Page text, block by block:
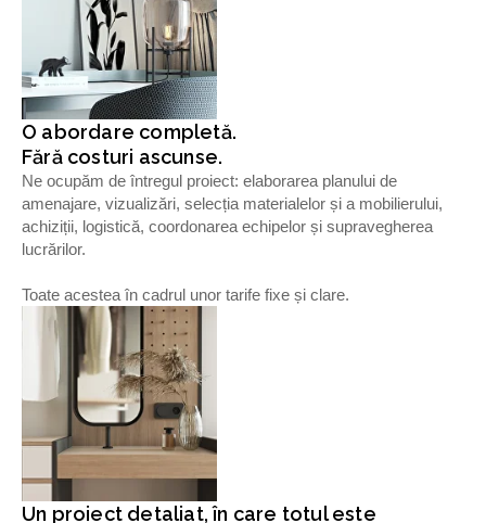
O abordare completă.
Fără costuri ascunse.
Ne ocupăm de întregul proiect: elaborarea planului de
amenajare, vizualizări, selecția materialelor și a mobilierului,
achiziții, logistică, coordonarea echipelor și supravegherea
lucrărilor.
Toate acestea în cadrul unor tarife fixe și clare.
Un proiect detaliat, în care totul este